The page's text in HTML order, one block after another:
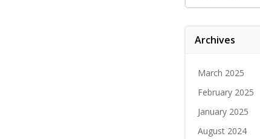
for:
Archives
March 2025
February 2025
January 2025
August 2024